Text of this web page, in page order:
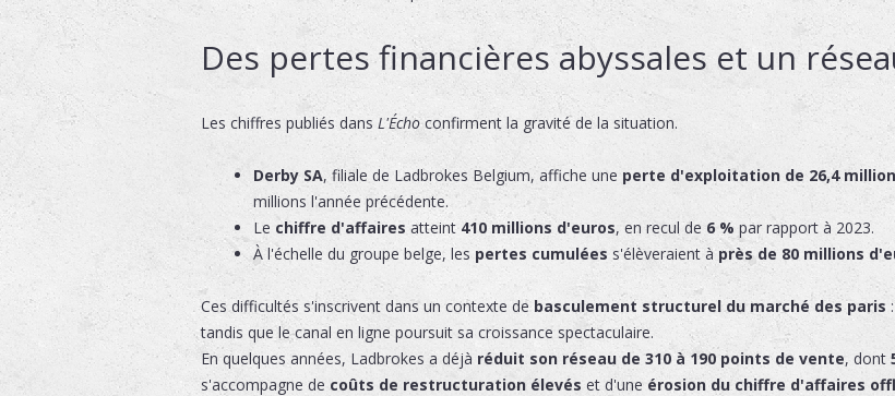
Des pertes financières abyssales et un
Les chiffres publiés dans L'Échoconfirment la gravité de la situation.
Derby SA, filiale de Ladbrokes Belgium, affiche une perte d'exploitation de 26,4
millions l'année précédente.
Le chiffre d'affaires atteint410 millions d'euros, en recul de 6 % par rapport à 2023.
À l'échelle du groupe belge, les pertes cumulées s'élèveraient à près de 80 millions
Ces difficultés s'inscrivent dans un contexte de basculement structurel du marché des paris
tandis que le canal en ligne poursuit sa croissance spectaculaire.
En quelques années, Ladbrokes a déjà réduit son réseau de 310 à 190 points de vente, dont
s'accompagne de coûts de restructuration élevés et d'une érosion du chiffre d'affaires